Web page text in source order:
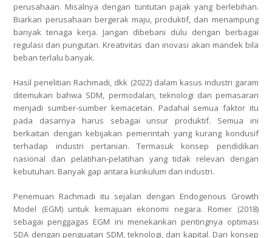
perusahaan. Misalnya dengan tuntutan pajak yang berlebihan.
Biarkan perusahaan bergerak maju, produktif, dan menampung
banyak tenaga kerja. Jangan dibebani dulu dengan berbagai
regulasi dan pungutan. Kreativitas dan inovasi akan mandek bila
beban terlalu banyak.
Hasil penelitian Rachmadi, dkk (2022) dalam kasus industri garam
ditemukan bahwa SDM, permodalan, teknologi dan pemasaran
menjadi sumber-sumber kemacetan. Padahal semua faktor itu
pada dasarnya harus sebagai unsur produktif. Semua ini
berkaitan dengan kebijakan pemerintah yang kurang kondusif
terhadap industri pertanian. Termasuk konsep pendidikan
nasional dan pelatihan-pelatihan yang tidak relevan dengan
kebutuhan. Banyak gap antara kurikulum dan industri.
Penemuan Rachmadi itu sejalan dengan Endogenous Growth
Model (EGM) untuk kemajuan ekonomi negara. Romer (2018)
sebagai penggagas EGM ini menekankan pentingnya optimasi
SDA dengan penguatan SDM, teknologi, dan kapital. Dari konsep